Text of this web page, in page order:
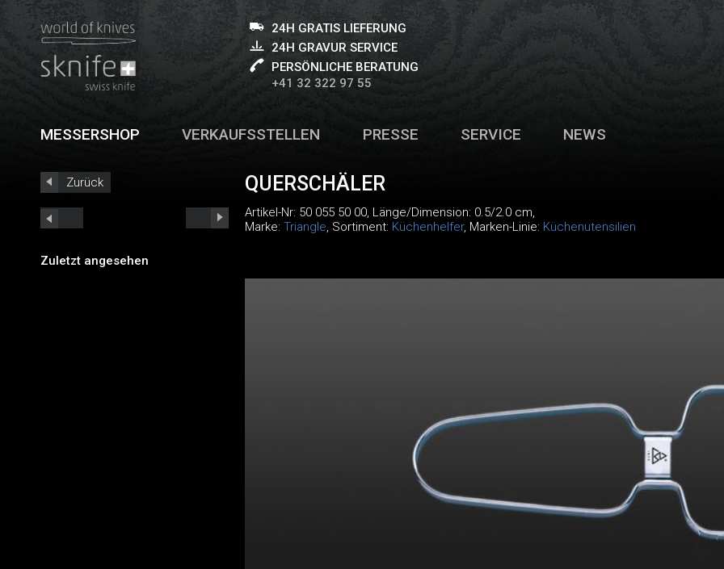
24H GRATIS LIEFERUNG
24H GRAVUR SERVICE
PERSÖNLICHE BERATUNG
+41 32 322 97 55
MESSERSHOP VERKAUFSSTELLEN PRESSE SERVICE NEWS
Zurück
Zuletzt angesehen
QUERSCHÄLER
Artikel-Nr: 50 055 50 00, Länge/Dimension: 0.5/2.0 cm,
Marke: Triangle, Sortiment: Küchenhelfer, Marken-Linie: Küchenutensilien